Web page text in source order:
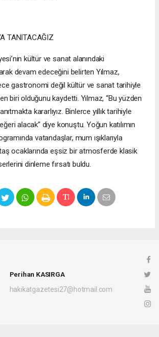
TANITACAĞIZ
kültür ve sanat alanındaki
devam edeceğini belirten Yılmaz,
gastronomi değil kültür ve sanat tarihiyle
biri olduğunu kaydetti. Yılmaz, “Bu yüzden
kararlıyız. Binlerce yıllık tarihiyle
alacak” diye konuştu. Yoğun katılımın
vatandaşlar, mum ışıklarıyla
taş ocaklarında eşsiz bir atmosferde klasik
dinleme fırsatı buldu.
Perihan KASIRGA
hakikatgazetesi27@hotmail.com